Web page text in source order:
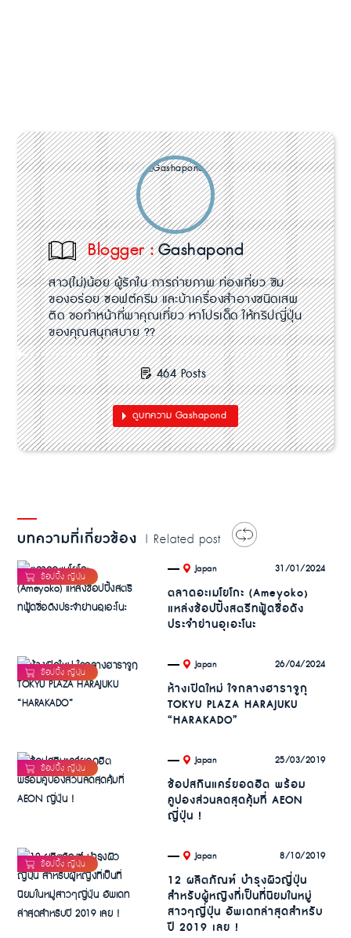
Blogger :Gashapond
สาว(ไม่)น้อย ผู้รักใน การถ่ายภาพ ท่องเที่ยว ชิม
ของอร่อย ซอฟต์ครีม และบ้าเครื่องสำอางชนิดเสพ
ติด ขอทำหน้าที่พาคุณเที่ยว หาโปรเด็ด ให้ทริปญี่ปุ่น
ของคุณสนุกสบาย ??
464 Posts
ดูบทความ Gashapond
บทความที่เกี่ยวข้อง | Related post
. Japan 31/01/2024
ตลาดอะเมโยโกะ (Ameyoko)
แหล่งช้อปปิ้งสตรีทฟู้ดชื่อดัง
ประจำย่านอุเอะโนะ
. Japan 26/04/2024
ห้างเปิดใหม่ ใจกลางฮาราจูกุ
TOKYU PLAZA HARAJUKU
“HARAKADO”
. Japan 25/03/2019
ช้อปสกินแคร์ยอดฮิต พร้อม
คูปองส่วนลดสุดคุ้มที่ AEON
ญี่ปุ่น !
. Japan 8/10/2019
12 ผลิตภัณฑ์ บำรุงผิวญี่ปุ่น
สำหรับผู้หญิงที่เป็นที่นิยมในหมู่
สาวๆญี่ปุ่น อัพเดทล่าสุดสำหรับ
ปี 2019 เลย !